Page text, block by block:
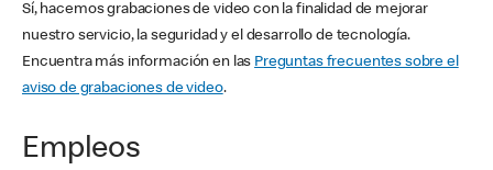
Sí, hacemos grabaciones de video con la finalidad de mejorar
nuestro servicio, la seguridad y el desarrollo de tecnología.
Encuentra más información en las Preguntas frecuentes sobre el
aviso de grabaciones de video.
Empleos